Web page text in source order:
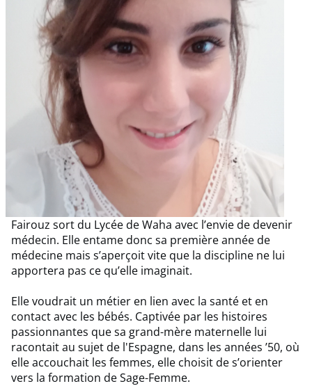
Fairouz sort du Lycée de Waha avec l’envie de devenir
médecin. Elle entame donc sa première année de
médecine mais s’aperçoit vite que la discipline ne lui
apportera pas ce qu’elle imaginait.
Elle voudrait un métier en lien avec la santé et en
contact avec les bébés. Captivée par les histoires
passionnantes que sa grand-mère maternelle lui
racontait au sujet de l'Espagne, dans les années ’50, où
elle accouchait les femmes, elle choisit de s’orienter
vers la formation de Sage-Femme.